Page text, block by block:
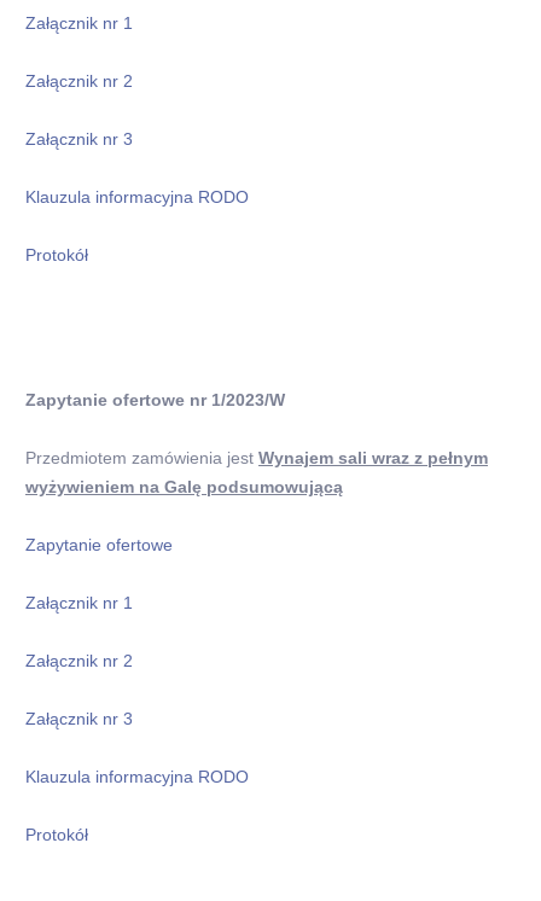
Załącznik nr 1
Załącznik nr 2
Załącznik nr 3
Klauzula informacyjna RODO
Protokół
Zapytanie ofertowe nr 1/2023/W
Przedmiotem zamówienia jest Wynajem sali wraz z pełnym
wyżywieniem na Galę podsumowującą
Zapytanie ofertowe
Załącznik nr 1
Załącznik nr 2
Załącznik nr 3
Klauzula informacyjna RODO
Protokół